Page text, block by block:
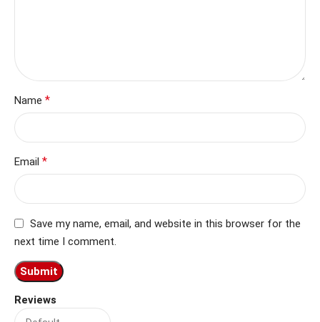
Reviews
Name *
Email *
Save my name, email, and website in this browser for the
next time I comment.